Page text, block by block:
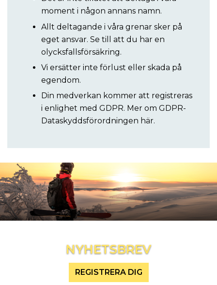
moment i någon annans namn.
Allt deltagande i våra grenar sker på
eget ansvar. Se till att du har en
olycksfallsförsäkring.
Vi ersätter inte förlust eller skada på
egendom.
Din medverkan kommer att registreras
i enlighet med GDPR. Mer om GDPR-
Dataskyddsförordningen här.
NYHETSBREV
REGISTRERA DIG